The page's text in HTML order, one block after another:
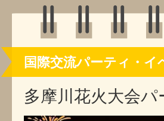
国際交流パーティ・イ
多摩川花火大会